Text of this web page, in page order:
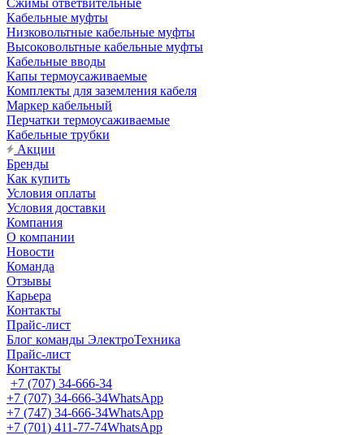
Сжимы ответвительные
Кабельные муфты
Низковольтные кабельные муфты
Высоковольтные кабельные муфты
Кабельные вводы
Капы термоусаживаемые
Комплекты для заземления кабеля
Маркер кабельный
Перчатки термоусаживаемые
Кабельные трубки
Акции
Бренды
Как купить
Условия оплаты
Условия доставки
Компания
О компании
Новости
Команда
Отзывы
Карьера
Контакты
Прайс-лист
Блог команды ЭлектроТехника
Прайс-лист
Контакты
+7 (707) 34-666-34
+7 (707) 34-666-34WhatsApp
+7 (747) 34-666-34WhatsApp
+7 (701) 411-77-74WhatsApp